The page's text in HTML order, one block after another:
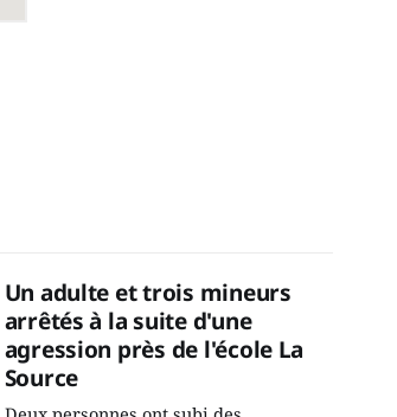
Un adulte et trois mineurs
arrêtés à la suite d'une
agression près de l'école La
Source